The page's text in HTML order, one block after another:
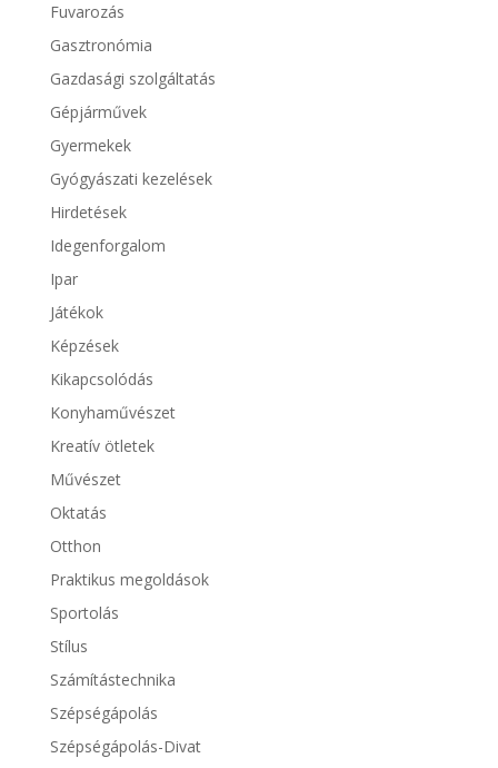
Fuvarozás
Gasztronómia
Gazdasági szolgáltatás
Gépjárművek
Gyermekek
Gyógyászati kezelések
Hirdetések
Idegenforgalom
Ipar
Játékok
Képzések
Kikapcsolódás
Konyhaművészet
Kreatív ötletek
Művészet
Oktatás
Otthon
Praktikus megoldások
Sportolás
Stílus
Számítástechnika
Szépségápolás
Szépségápolás-Divat